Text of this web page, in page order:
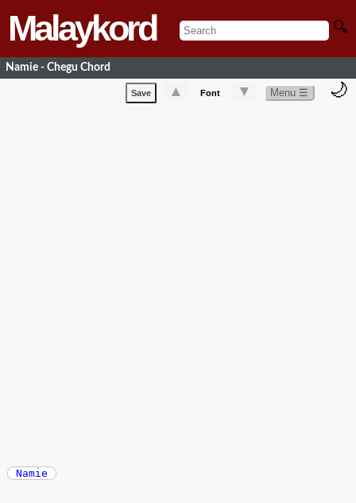
Malaykord 🔍
Namie - Chegu Chord
Save ▲ Font ▼ Menu ☰ 🌙
Namie